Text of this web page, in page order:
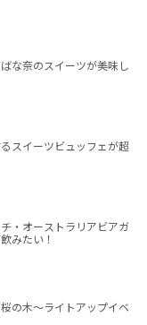
な奈のスイーツが美味し
スイーツビュッフェが超
・オーストラリアビアガ
みたい！
の木～ライトアップイベ